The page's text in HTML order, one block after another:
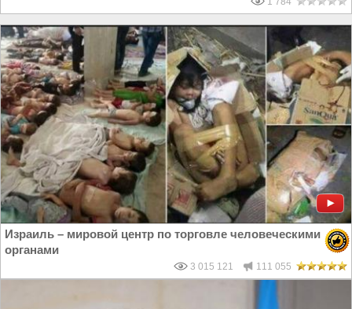
Израиль – мировой центр по торговле человеческими
органами
3 015 121 111 055